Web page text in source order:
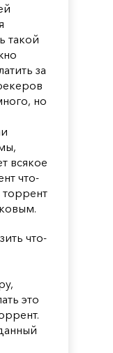
такой
за
но
всякое
что-
торрент
что-
это